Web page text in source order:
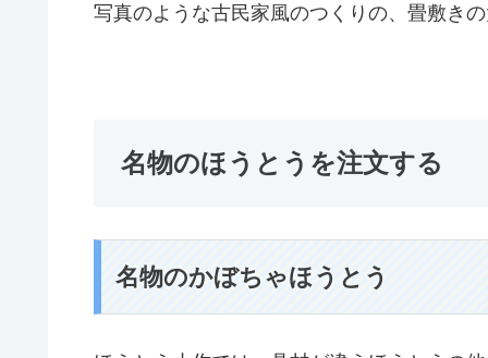
写真のような古民家風のつくりの、畳敷き
名物のほうとうを注文する
名物のかぼちゃほうとう